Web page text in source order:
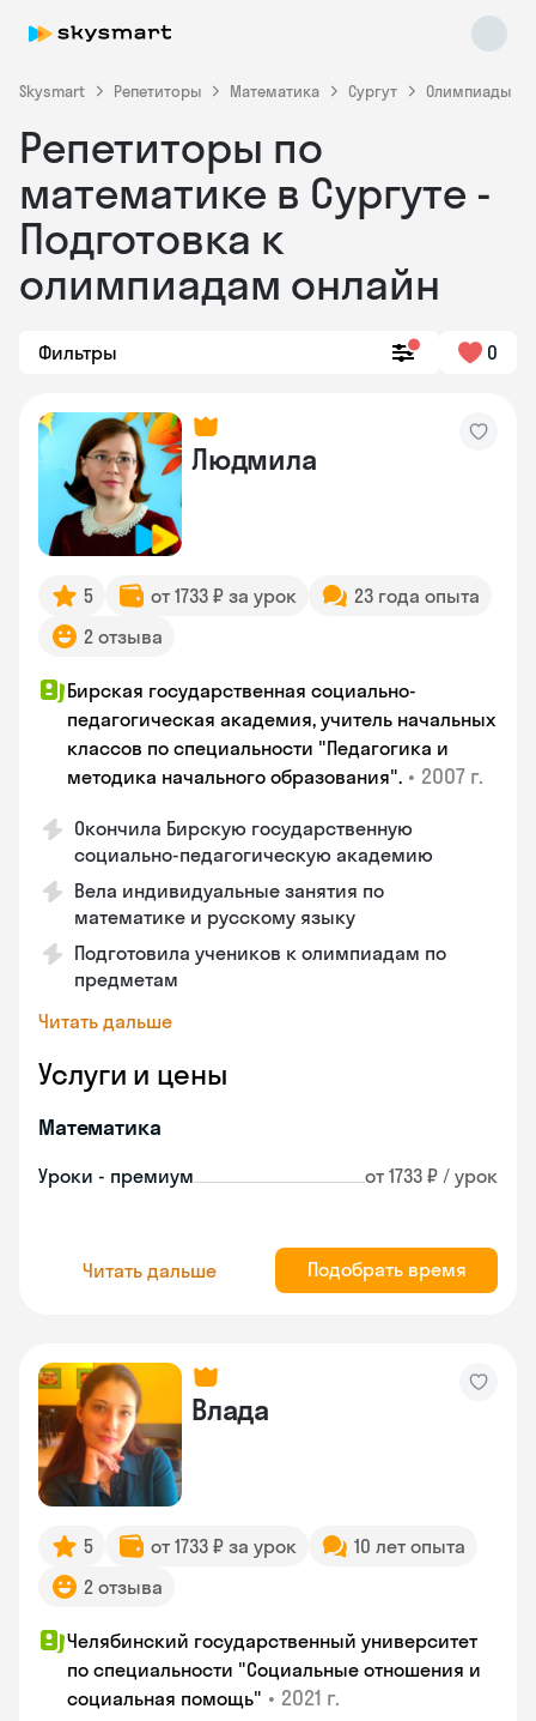
Skysmart Репетиторы Математика Сургут Олимпиады
Репетиторы по
математике в Сургуте -
Подготовка к
олимпиадам онлайн
Фильтры 0
Людмила
5 от 1733 ₽ за урок
23 года опыта
2 отзыва
Бирская государственная социально-
педагогическая академия, учитель начальных
классов по специальности "Педагогика и
методика начального образования". • 2007 г.
Окончила Бирскую государственную
социально-педагогическую академию
Вела индивидуальные занятия по
математике и русскому языку
Подготовила учеников к олимпиадам по
предметам
Читать дальше
Услуги и цены
Математика
Уроки - премиум от 1733 ₽ / урок
Читать дальше Подобрать время
Влада
5 от 1733 ₽ за урок
10 лет опыта
2 отзыва
Челябинский государственный университет
по специальности "Социальные отношения и
социальная помощь" • 2021 г.